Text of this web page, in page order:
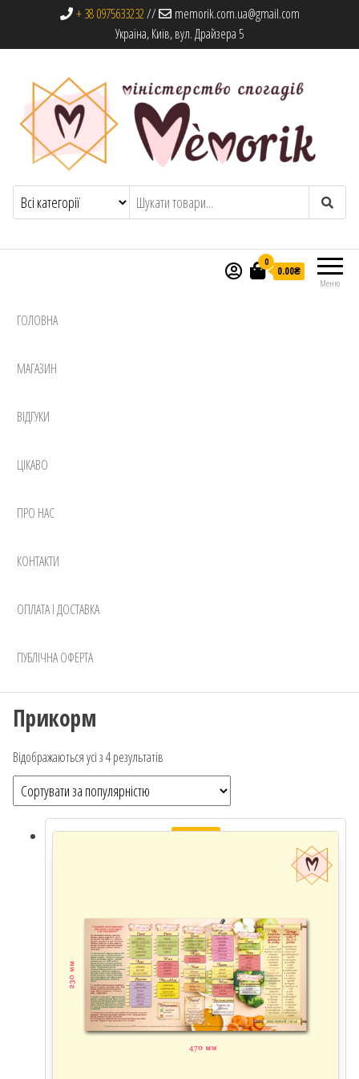
+ 38 0975633232//
memorik.com.ua@gmail.com
Україна, Київ, вул. Драйзера 5
Memorik
Меню
0
0.00₴
ГОЛОВНА
МАГАЗИН
ВІДГУКИ
ЦІКАВО
ПРО НАС
КОНТАКТИ
ОПЛАТА І ДОСТАВКА
ПУБЛІЧНА ОФЕРТА
Прикорм
Відображаються усі з 4 результатів
Розпродаж!